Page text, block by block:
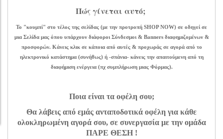
Πώς γίνεται αυτό;
Το "κουμπί" στο τέλος της σελίδας (με την προτροπή SHOP NOW) σε οδηγεί σε
μια Σελίδα μας όπου υπάρχουν διάφοροι Σύνδεσμοι & Banners διαφημιζομένων &
προσφορών. Κάνεις κλικ σε κάποια από αυτές & προχωράς σε αγορά από το
ηλεκτρονικό κατάστημα (συνήθως) ή -σπάνια- κάνεις την απαιτούμενη από τη
διαφήμιση ενέργεια (πχ συμπλήρωση μιας Φόρμας).
Ποια είναι τα οφέλη σου;
Θα λάβεις από εμάς ανταποδοτικά οφέλη για κάθε
ολοκληρωμένη αγορά σου, σε συνεργασία με την ομάδα
ΠΑΡΕ ΘΕΣΗ !